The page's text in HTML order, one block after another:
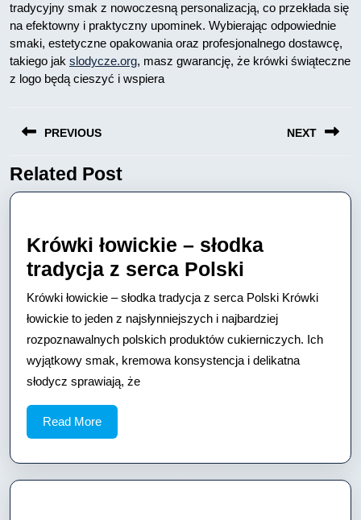
tradycyjny smak z nowoczesną personalizacją, co przekłada się
na efektowny i praktyczny upominek. Wybierając odpowiednie
smaki, estetyczne opakowania oraz profesjonalnego dostawcę,
takiego jak slodycze.org, masz gwarancję, że krówki świąteczne
z logo będą cieszyć i wspiera
wpisuPREVIOUS
Previous
post:
NEXT
post:
Related Post
Krówki łowickie – słodka
tradycja z serca Polski
łowickie
–
słodka
tradycja
Krówki łowickie – słodka tradycja z serca Polski Krówki
łowickie to jeden z najsłynniejszych i najbardziej
rozpoznawalnych polskich produktów cukierniczych. Ich
wyjątkowy smak, kremowa konsystencja i delikatna
słodycz sprawiają, że
Read MoreRead
More